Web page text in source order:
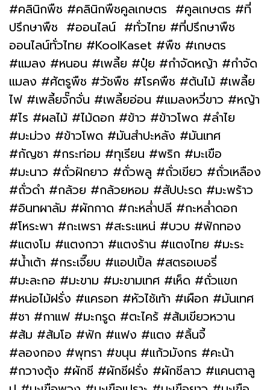
#คลินิกพืช #คลินิกพืชคูลเกษตร #คูลเกษตร #ที่
ปรึกษาพืช #ออนไลน์ #ทั่วไทย #ที่ปรึกษาพืช
ออนไลน์ทั่วไทย #KoolKaset #พืช #เกษตร
#แมลง #หนอน #เพลี้ย #ปุ๋ย #กำจัดหญ้า #กำจัด
แมลง #ศัตรูพืช #วัชพืช #โรคพืช #ต้นไม้ #เพลี้ย
ไฟ #เพลี้ยจั๊กจั่น #เพลี้ยอ่อน #แมลงหวี่ขาว #หญ้า
#ไร #ผลไม้ #ไม้ดอก #ข้าว #ข้าวโพด #ลำไย
#มะม่วง #ข้าวโพด #มันสำปะหลัง #มันเทศ
#กัญชา #กระท่อม #ทุเรียน #พริก #มะเขือ
#มะนาว #ถั่วฝักยาว #ถั่วพลู #ถั่วเขียว #ถั่วเหลือง
#ถั่วดำ #กล้วย #กล้วยหอม #สัปปะรด #มะพร้าว
#อินทผาลัม #ผักกาด #กะหล่ำปลี #กะหล่ำดอก
#โหระพา #กะเพรา #สะระแหน่ #บวบ #ฟักทอง
#แตงโม #แตงกวา #แตงร้าน #แตงไทย #มะระ
#น้ำเต้า #กระเจี๊ยบ #แอปเปิ้ล #สตรอเบอรี่
#มะละกอ #มะขาม #มะขามเทศ #เห็ด #ถั่วแขก
#หน่อไม้ฝรั่ง #แครอท #หัวไช้เท้า #เผือก #มันเทศ
#ชา #กาแฟ #มะกรูด #ตะไคร้ #ส้มเขียวหวาน
#ส้ม #ส้มโอ #ฟัก #แฟง #แตง #ลิ้นจี้
#ลองกอง #พุทรา #ขนุน #แก้วมังกร #คะน้า
#กวางตุ้ง #ผักชี #ผักชีฝรั่ง #ผักชีลาว #แคนตาลู